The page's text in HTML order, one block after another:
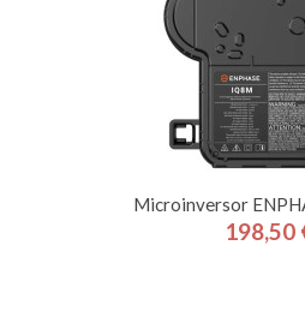
Microinversor
198,50